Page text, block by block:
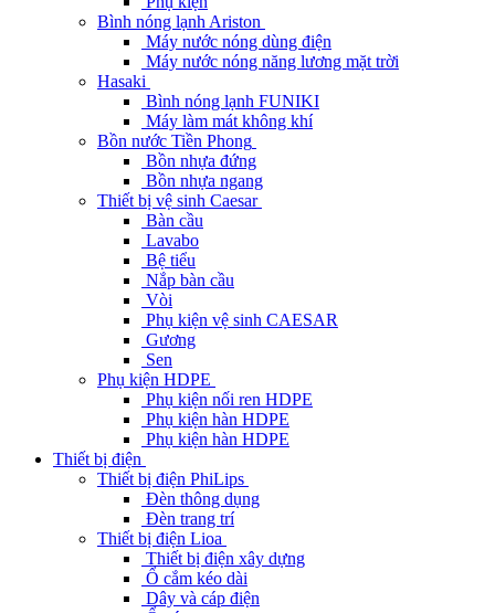
Bình nóng lạnh Ariston
Máy nước nóng dùng điện
Máy nước nóng năng lương mặt trời
Hasaki
Bình nóng lạnh FUNIKI
Máy làm mát không khí
Bồn nước Tiền Phong
Bồn nhựa đứng
Bồn nhựa ngang
Thiết bị vệ sinh Caesar
Bàn cầu
Lavabo
Bệ tiểu
Nắp bàn cầu
Vòi
Phụ kiện vệ sinh CAESAR
Gương
Sen
Phụ kiện HDPE
Phụ kiện nối ren HDPE
Phụ kiện hàn HDPE
Phụ kiện hàn HDPE
Thiết bị điện
Thiết bị điện PhiLips
Đèn thông dụng
Đèn trang trí
Thiết bị điện Lioa
Thiết bị điện xây dựng
Ổ cắm kéo dài
Dây và cáp điện